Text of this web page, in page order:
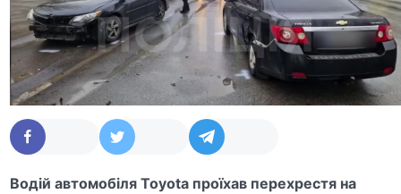
Водій автомобіля Toyota проїхав перехрестя на